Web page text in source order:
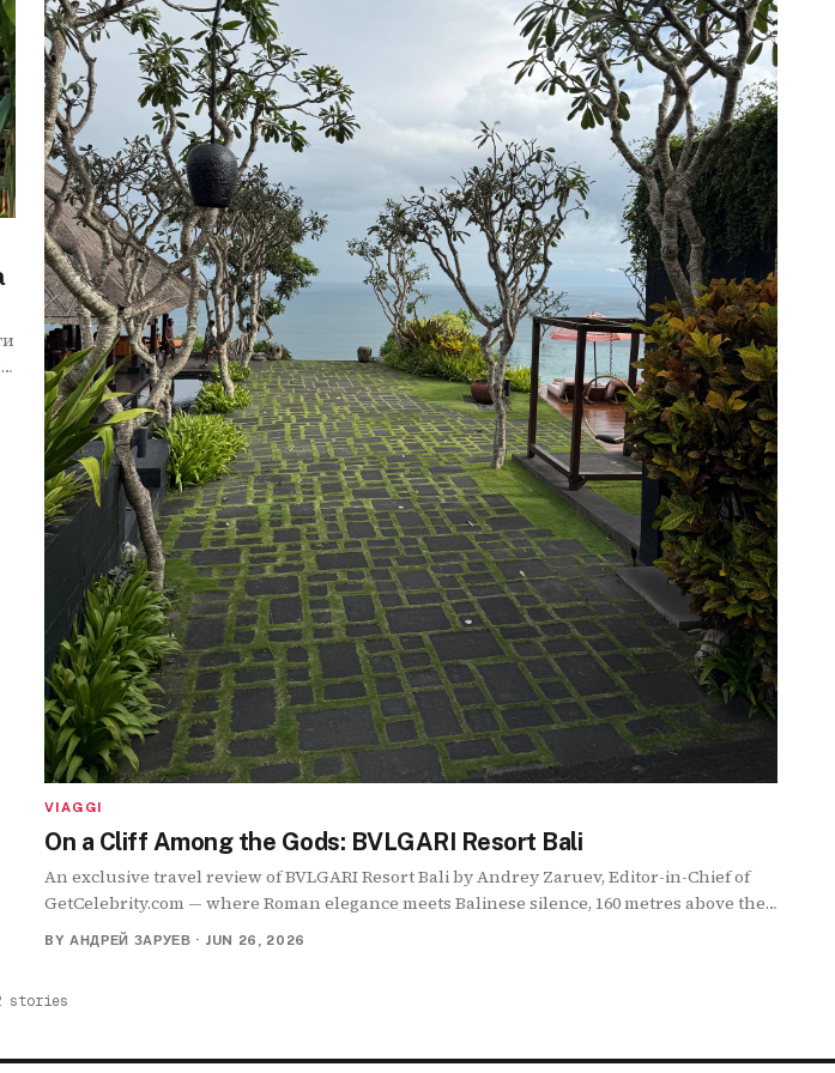
VIAGGI
On a Cliff Among the Gods: BVLGARI Resort Bali
An exclusive travel review of BVLGARI Resort Bali by Andrey Zaruev, Editor-in-Chief of
GetCelebrity.com — where Roman elegance meets Balinese silence, 160 metres above the
Indian Ocean.
BY АНДРЕЙ ЗАРУЕВ · JUN 26, 2026
stories